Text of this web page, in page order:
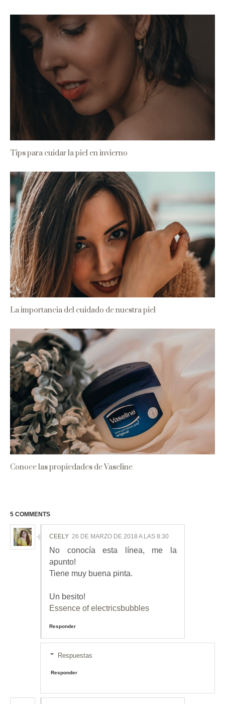
Tips para cuidar la piel en invierno
La importancia del cuidado de nuestra piel
Conoce las propiedades de Vaseline
5 COMMENTS
CEELY 26 DE MARZO DE 2018 A LAS 8:30
No conocía esta línea, me la
apunto!
Tiene muy buena pinta.
Un besito!
Essence of electricsbubbles
Responder
Respuestas
Responder